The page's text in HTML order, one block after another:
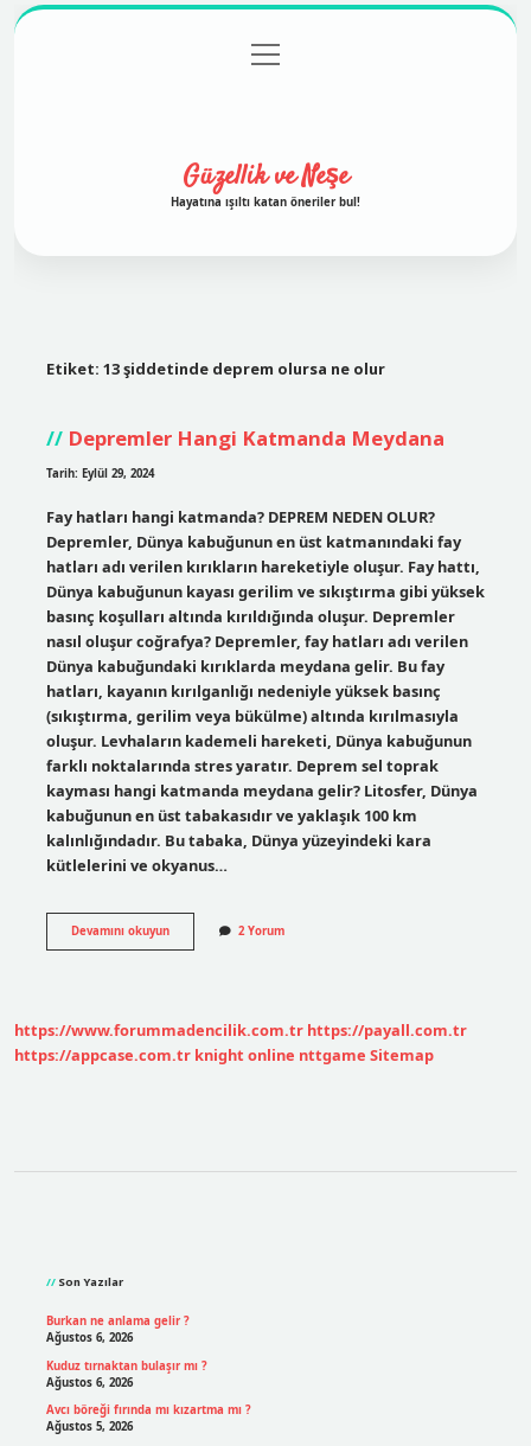
Gizlilik Politikası
menüyü
aç
Güzellik ve Neşe
Hayatına ışıltı katan öneriler bul!
Etiket: 13 şiddetinde deprem olursa ne olur
Depremler Hangi Katmanda Meydana
Tarih: Eylül 29, 2024
Fay hatları hangi katmanda? DEPREM NEDEN OLUR?
Depremler, Dünya kabuğunun en üst katmanındaki fay
hatları adı verilen kırıkların hareketiyle oluşur. Fay hattı,
Dünya kabuğunun kayası gerilim ve sıkıştırma gibi yüksek
basınç koşulları altında kırıldığında oluşur. Depremler
nasıl oluşur coğrafya? Depremler, fay hatları adı verilen
Dünya kabuğundaki kırıklarda meydana gelir. Bu fay
hatları, kayanın kırılganlığı nedeniyle yüksek basınç
(sıkıştırma, gerilim veya bükülme) altında kırılmasıyla
oluşur. Levhaların kademeli hareketi, Dünya kabuğunun
farklı noktalarında stres yaratır. Deprem sel toprak
kayması hangi katmanda meydana gelir? Litosfer, Dünya
kabuğunun en üst tabakasıdır ve yaklaşık 100 km
kalınlığındadır. Bu tabaka, Dünya yüzeyindeki kara
kütlelerini ve okyanus…
Devamını okuyunDepremler
Hangi
2 Yorum
https://www.forummadencilik.com.tr https://payall.com.tr
https://appcase.com.tr knight online nttgame Sitemap
Son Yazılar
Burkan ne anlama gelir ?
Ağustos 6, 2026
Kuduz tırnaktan bulaşır mı ?
Ağustos 6, 2026
Avcı böreği fırında mı kızartma mı ?
Ağustos 5, 2026